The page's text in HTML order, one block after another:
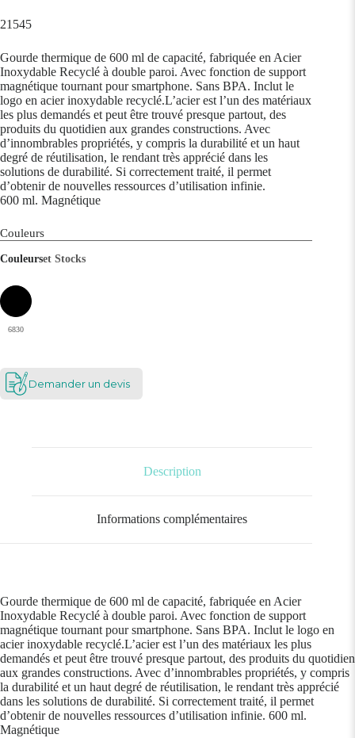
21545
Gourde thermique de 600 ml de capacité, fabriquée en Acier
Inoxydable Recyclé à double paroi. Avec fonction de support
magnétique tournant pour smartphone. Sans BPA. Inclut le
logo en acier inoxydable recyclé.L’acier est l’un des matériaux
les plus demandés et peut être trouvé presque partout, des
produits du quotidien aux grandes constructions. Avec
d’innombrables propriétés, y compris la durabilité et un haut
degré de réutilisation, le rendant très apprécié dans les
solutions de durabilité. Si correctement traité, il permet
d’obtenir de nouvelles ressources d’utilisation infinie.
600 ml. Magnétique
Couleurs
Couleurset Stocks
6830
Demander un devis
Description
Informations complémentaires
Gourde thermique de 600 ml de capacité, fabriquée en Acier
Inoxydable Recyclé à double paroi. Avec fonction de support
magnétique tournant pour smartphone. Sans BPA. Inclut le logo en
acier inoxydable recyclé.L’acier est l’un des matériaux les plus
demandés et peut être trouvé presque partout, des produits du quotidien
aux grandes constructions. Avec d’innombrables propriétés, y compris
la durabilité et un haut degré de réutilisation, le rendant très apprécié
dans les solutions de durabilité. Si correctement traité, il permet
d’obtenir de nouvelles ressources d’utilisation infinie. 600 ml.
Magnétique